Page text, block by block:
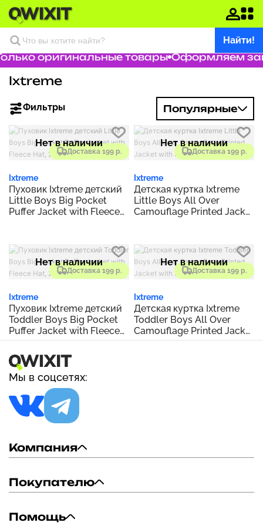
Найти!
оригинальные товары Оформляем
Ixtreme
Фильтры Популярные
Доставка 199 р.
Нет в наличии
Ixtreme
Пуховик Ixtreme детский
Little Boys Big Pocket
Puffer Jacket with Fleece
Доставка 199 р.
Нет в наличии
Ixtreme
Детская куртка Ixtreme
Little Boys All Over
Camouflage Printed Jacket
Доставка 199 р.
Нет в наличии
Ixtreme
Пуховик Ixtreme детский
Toddler Boys Big Pocket
Puffer Jacket with Fleece
Hat, 2 Piece Set
Доставка 199 р.
Нет в наличии
Ixtreme
Детская куртка Ixtreme
Toddler Boys All Over
Camouflage Printed Jacket
with Fleece Hat, 2 Piece
Мы в соцсетях:
Компания
Покупателю
Помощь